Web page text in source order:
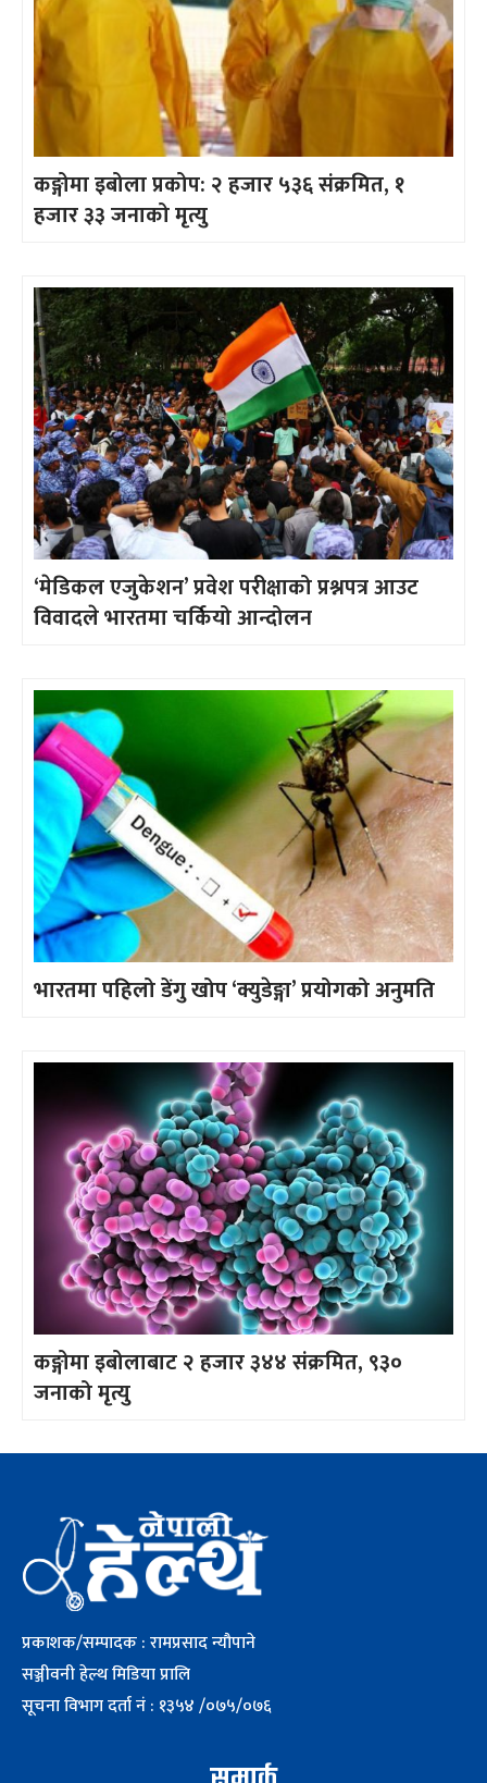
कङ्गोमा इबोला प्रकोप: २ हजार ५३६ संक्रमित, १
हजार ३३ जनाको मृत्यु
‘मेडिकल एजुकेशन’ प्रवेश परीक्षाको प्रश्नपत्र आउट
विवादले भारतमा चर्कियो आन्दोलन
भारतमा पहिलो डेंगु खोप ‘क्युडेङ्गा’ प्रयोगको अनुमति
कङ्गोमा इबोलाबाट २ हजार ३४४ संक्रमित, ९३०
जनाको मृत्यु
प्रकाशक/सम्पादक : रामप्रसाद न्यौपाने
सञ्जीवनी हेल्थ मिडिया प्रालि
सूचना विभाग दर्ता नं : १३५४ /०७५/०७६